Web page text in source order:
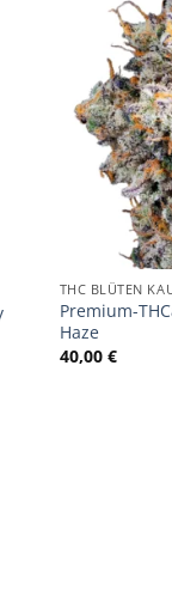
THC BLÜTEN
Premium-
Haze
40,00 €